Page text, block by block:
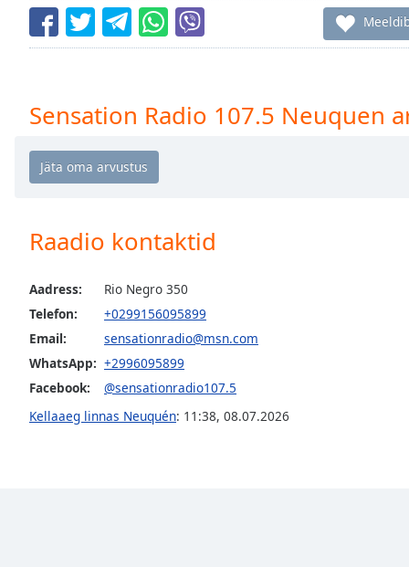
Remaining
Time-
Playback
Rate
Chapters
Descriptions
off,
selected
Subtitles
subtitles
settings
opens
Sensation Radio 107.5 Neuquen
Raadio kontaktid
Aadress:
Rio Negro 350
Telefon:
+0299156095899
Email:
sensationradio@msn.com
WhatsApp: +2996095899
Facebook:
@sensationradio107.5
Kellaaeg linnas Neuquén: 11:38, 08.07.2026